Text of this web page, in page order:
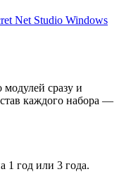
Net Studio Windows
сразу и
каждого набора —
1 год или 3 года.